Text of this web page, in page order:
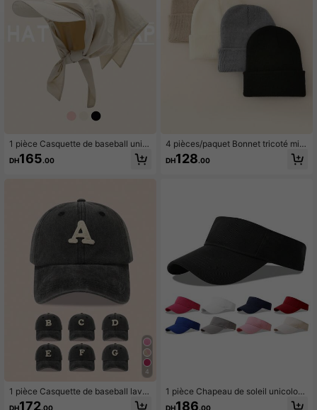
1 pièce Casquette de baseball unis
exe avec foulard, convient pour un
usage quotidien
DH165.00
4
1 pièce Casquette de baseball lavé
e imprimée avec lettre pour femmes
DH172.00
4 pièces/paquet Bonnet tricoté mini
maliste de couleur unie, unisexe, co
nvient pour un port casual au quotid
DH128.00
1 pièce Chapeau de soleil unicolore
de couleur unie, casquette de visièr
DH186.00